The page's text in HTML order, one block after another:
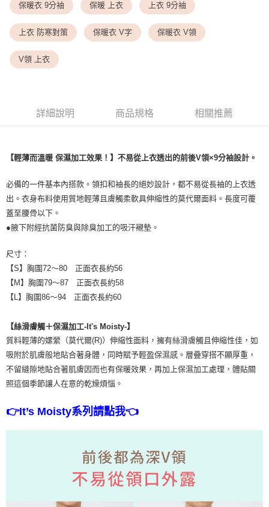
<無合作配送請勿選取>付款後萊爾富取貨
每筆NT$9,999
7-11取貨付款
每筆NT$80，滿NT$1,500(含以上)免運費
每筆NT$80，滿NT$1,500(含以上)免運費
每筆NT$200，滿NT$1,500(含以上)免運費
保暖衣 9分袖 保暖 上衣 上衣 9分袖
上衣 防寒對策 保暖衣 V字 保暖衣 V領
V領 上衣
詳細說明 商品規格 相關推薦
【輕薄而溫暖 保濕加工效果！】不易從上衣透出的前後V領×9分袖設計。
必備的一件基本內搭款。領扣和袖長的絕妙設計，都不易從長袖的上衣透
出。衣身布料使用質地輕薄且膚觸柔軟具伸縮性的莫代爾面料。長度可覆
蓋至腰骨以下。
●腋下附經抗菌防臭與除臭加工的吸汗襯墊。
尺寸：
【S】胸圍72～80 正面衣長約56
【M】胸圍79～87 正面衣長約58
【L】胸圍86～94 正面衣長約60
【絲滑膚觸＋保濕加工-It's Moisty-】
質料輕薄的嫘縈（莫代爾(R)）伸縮性面料，擁有絲滑膚觸且伸縮性佳，如
吸附於肌膚般地貼合著身體，同時賦予輕盈保濕感。層疊穿搭不顯厚重，
不留縫隙地貼合著肌膚因而也有保暖效果，再加上保濕加工處理，體貼關
照這個季節讓人在意的乾燥煩惱。
👉It’s Moisty系列請點我👈